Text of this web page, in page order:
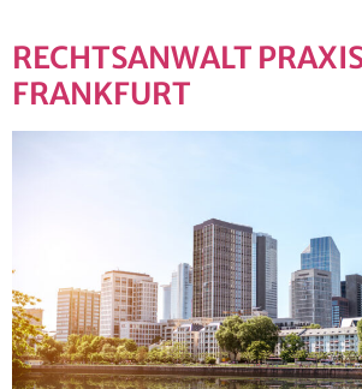
RECHTSANWALT
FRANKFURT